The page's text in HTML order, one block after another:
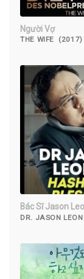
Người Vợ
THE WIFE (2017)
Bác Sĩ Jason
Thận
DR. JASON